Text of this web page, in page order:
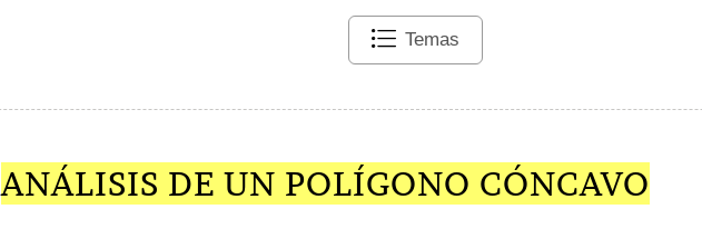
Temas
ANÁLISIS DE UN POLÍGONO CÓNCAVO